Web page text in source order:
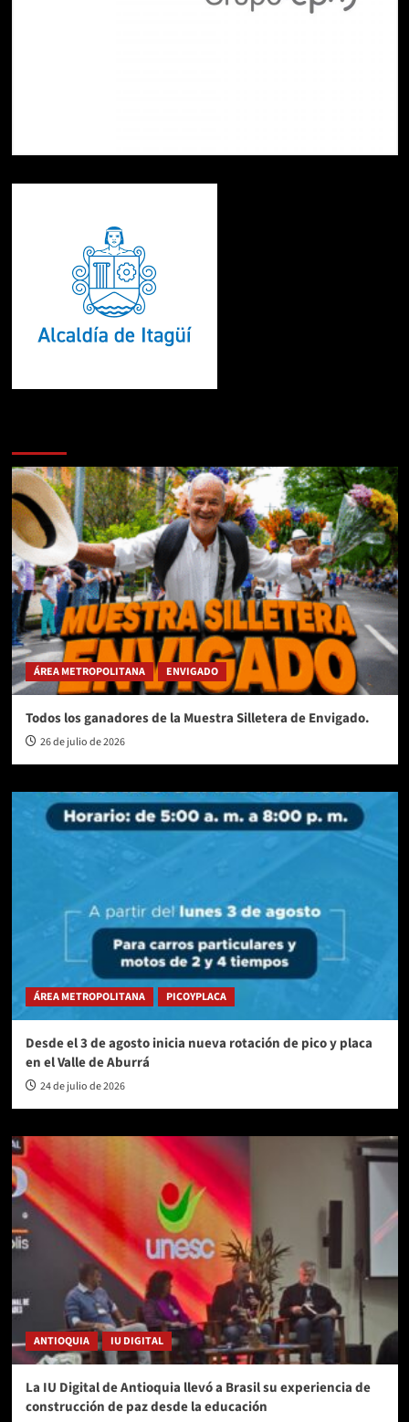
ÁREA METROPOLITANA ENVIGADO
Todos los ganadores de la Muestra Silletera de Envigado.
26 de julio de 2026
ÁREA METROPOLITANA PICOYPLACA
Desde el 3 de agosto inicia nueva rotación de pico y placa
en el Valle de Aburrá
24 de julio de 2026
ANTIOQUIA IU DIGITAL
La IU Digital de Antioquia llevó a Brasil su experiencia de
construcción de paz desde la educación